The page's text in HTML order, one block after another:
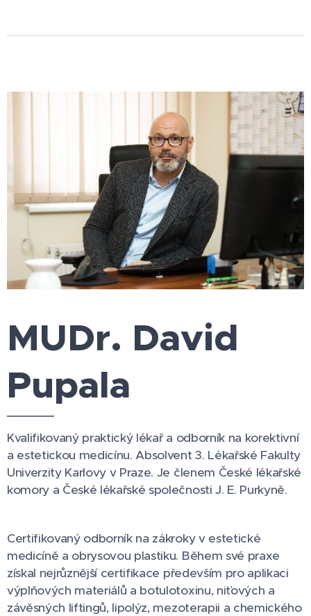
MUDr. David
Pupala
Kvalifikovaný praktický lékař a odborník na korektivní
a estetickou medicínu. Absolvent 3. Lékařské Fakulty
Univerzity Karlovy v Praze. Je členem České lékařské
komory a České lékařské společnosti J. E. Purkyně.
Certifikovaný odborník na zákroky v estetické
medicíně a obrysovou plastiku. Během své praxe
získal nejrůznější certifikace především pro aplikaci
výplňových materiálů a botulotoxinu, niťových a
závěsných liftingů, lipolýz, mezoterapii a chemického